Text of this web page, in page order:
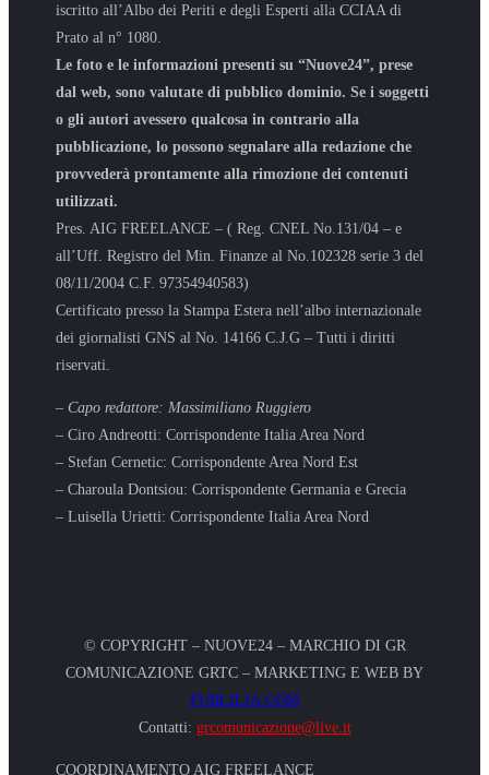
iscritto all’Albo dei Periti e degli Esperti alla CCIAA di
Prato al n° 1080.
Le foto e le informazioni presenti su “Nuove24”, prese
dal web, sono valutate di pubblico dominio. Se i soggetti
o gli autori avessero qualcosa in contrario alla
pubblicazione, lo possono segnalare alla redazione che
provvederà prontamente alla rimozione dei contenuti
utilizzati.
Pres. AIG FREELANCE – ( Reg. CNEL No.131/04 – e
all’Uff. Registro del Min. Finanze al No.102328 serie 3 del
08/11/2004 C.F. 97354940583)
Certificato presso la Stampa Estera nell’albo internazionale
dei giornalisti GNS al No. 14166 C.J.G – Tutti i diritti
riservati.
– Capo redattore: Massimiliano Ruggiero
– Ciro Andreotti: Corrispondente Italia Area Nord
– Stefan Cernetic: Corrispondente Area Nord Est
– Charoula Dontsiou: Corrispondente Germania e Grecia
– Luisella Urietti: Corrispondente Italia Area Nord
© COPYRIGHT – NUOVE24 – MARCHIO DI GR
COMUNICAZIONE GRTC – MARKETING E WEB BY
PUBLILIA.COM
Contatti: grcomunicazione@live.it
COORDINAMENTO AIG FREELANCE